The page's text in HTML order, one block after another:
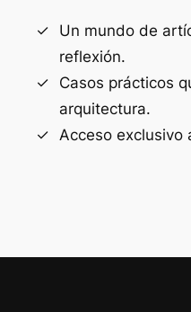
Un mundo de
reflexión.
Casos prácticos
arquitectura.
Acceso exclusivo